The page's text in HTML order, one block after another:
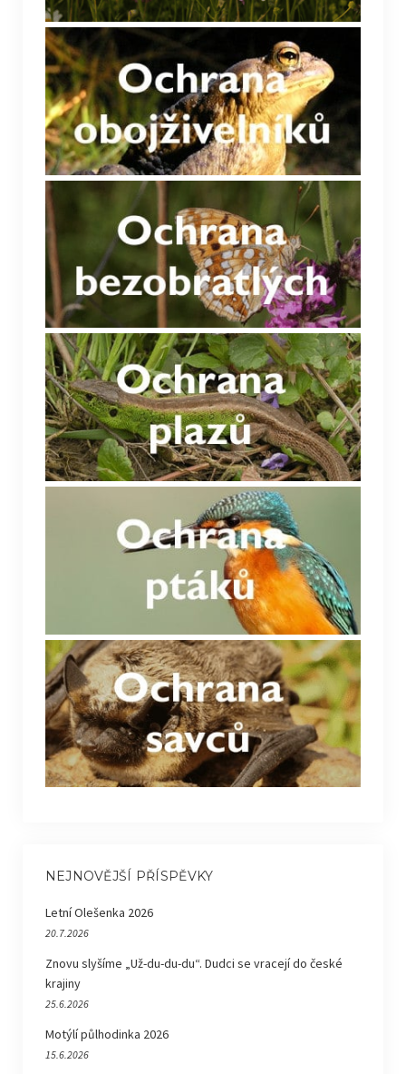
NEJNOVĚJŠÍ PŘÍSPĚVKY
Letní Olešenka 2026
20.7.2026
Znovu slyšíme „Už-du-du-du“. Dudci se vracejí do české
krajiny
25.6.2026
Motýlí půlhodinka 2026
15.6.2026